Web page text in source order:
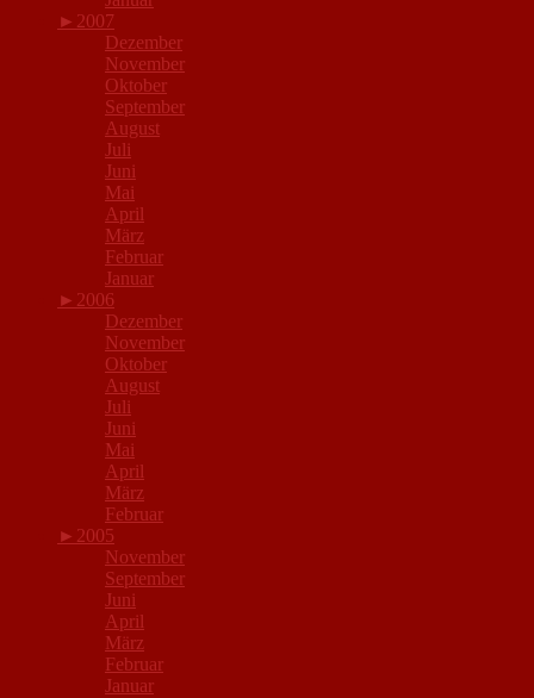
► 2007
Dezember
November
Oktober
September
August
Juli
Juni
Mai
April
März
Februar
Januar
► 2006
Dezember
November
Oktober
August
Juli
Juni
Mai
April
März
Februar
► 2005
November
September
Juni
April
März
Februar
Januar